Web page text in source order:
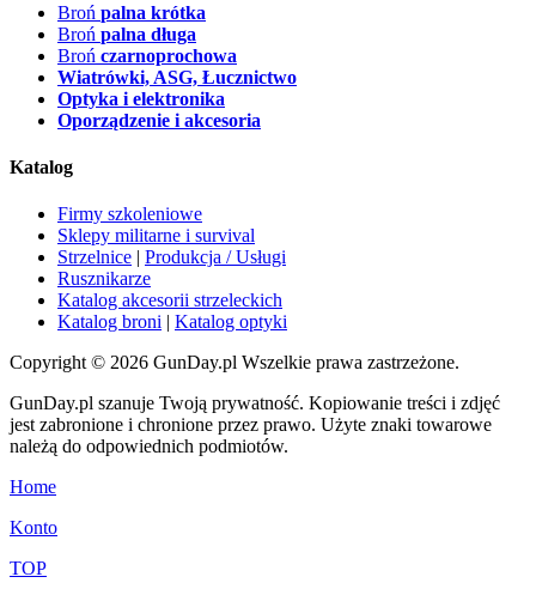
Broń palna krótka
Broń palna długa
Broń czarnoprochowa
Wiatrówki, ASG, Łucznictwo
Optyka i elektronika
Oporządzenie i akcesoria
Katalog
Firmy szkoleniowe
Sklepy militarne i survival
Strzelnice | Produkcja / Usługi
Rusznikarze
Katalog akcesorii strzeleckich
Katalog broni | Katalog optyki
Copyright © 2026 GunDay.pl Wszelkie prawa zastrzeżone.
GunDay.pl szanuje Twoją prywatność. Kopiowanie treści i zdjęć
jest zabronione i chronione przez prawo. Użyte znaki towarowe
należą do odpowiednich podmiotów.
Home
Konto
TOP